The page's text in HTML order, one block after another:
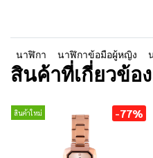
นาฬิกา นาฬิกาข้อมือผู้หญิง
สินค้าที่เกี่ยวข้อง
สินค้าใหม่ -77%